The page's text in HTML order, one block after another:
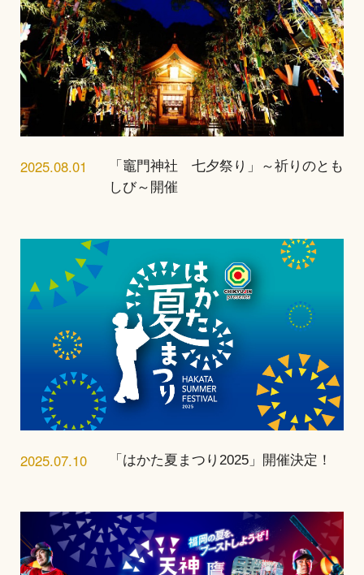
2025.08.01
「竈門神社 七夕祭り」～祈りのとも
しび～開催
2025.07.10 「はかた夏まつり2025」開催決定！